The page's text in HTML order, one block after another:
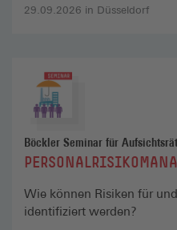
29.09.2026 in Düsseldorf
Böckler Seminar für
Wie können Risiken für
identifiziert werden?